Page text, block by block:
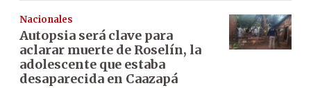
Nacionales
Autopsia será clave para
aclarar muerte de Roselín, la
adolescente que estaba
desaparecida en Caazapá